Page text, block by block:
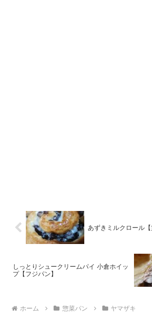
あずきミルクロール【
しっとりシュークリームパイ 小倉ホイッ
プ【フジパン】
ホーム 惣菜パン ヤマザキ